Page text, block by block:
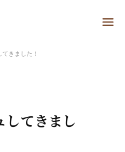
てきました！
してきまし